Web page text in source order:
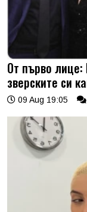
От първо лице:
зверските си
09 Aug 19:05